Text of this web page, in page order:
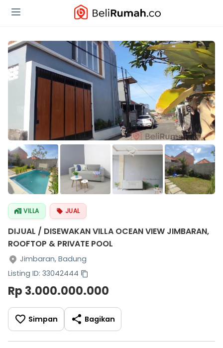
VILLA JUAL
DIJUAL / DISEWAKAN VILLA OCEAN VIEW JIMBARAN,
ROOFTOP & PRIVATE POOL
Jimbaran, Badung
Listing ID: 33042444
Rp 3.000.000.000
Simpan Bagikan